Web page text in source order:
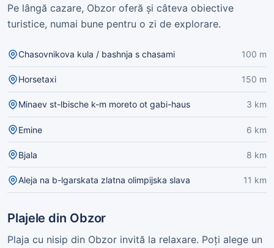
Pe lângă cazare, Obzor oferă și câteva obiective
turistice, numai bune pentru o zi de explorare.
Chasovnikova kula / bashnja s chasami 100 m
Horsetaxi 150 m
Minaev st-lbische k-m moreto ot gabi-haus 3 km
Emine 6 km
Bjala 8 km
Aleja na b-lgarskata zlatna olimpijska slava 11 km
Plajele din Obzor
Plaja cu nisip din Obzor invită la relaxare. Poți alege un